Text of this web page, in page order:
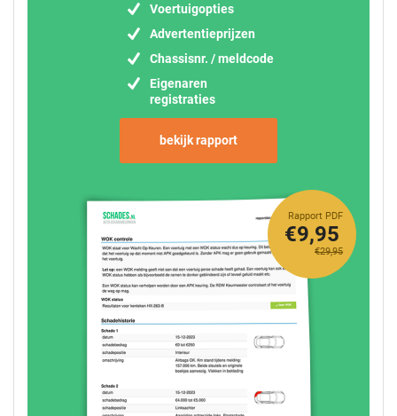
Voertuigopties
Advertentieprijzen
Chassisnr. / meldcode
Eigenaren
registraties
bekijk rapport
Rapport PDF
€29,95
€9,95